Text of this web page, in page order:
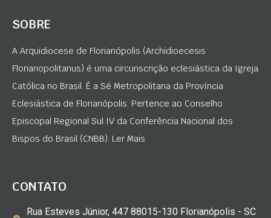
SOBRE
A Arquidiocese de Florianópolis (Archidioecesis
Florianopolitanus) é uma circunscrição eclesiástica da Igreja
Católica no Brasil. É a Sé Metropolitana da Província
Eclesiástica de Florianópolis. Pertence ao Conselho
Episcopal Regional Sul IV da Conferência Nacional dos
Bispos do Brasil (CNBB). Ler Mais
CONTATO
Rua Esteves Júnior, 447 88015-130 Florianópolis - SC